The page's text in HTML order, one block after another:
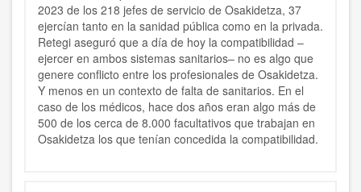
2023 de los 218 jefes de servicio de Osakidetza, 37
ejercían tanto en la sanidad pública como en la privada.
Retegi aseguró que a día de hoy la compatibilidad –
ejercer en ambos sistemas sanitarios– no es algo que
genere conflicto entre los profesionales de Osakidetza.
Y menos en un contexto de falta de sanitarios. En el
caso de los médicos, hace dos años eran algo más de
500 de los cerca de 8.000 facultativos que trabajan en
Osakidetza los que tenían concedida la compatibilidad.